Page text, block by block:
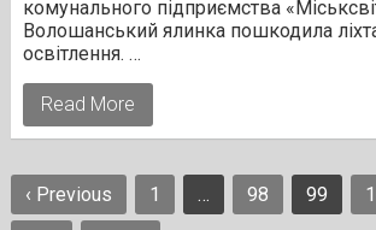
комунального підприємства
Волошанський ялинка пошкодила
освітлення. …
Read More
Навігація
записів
‹ Previous 1 … 98 99